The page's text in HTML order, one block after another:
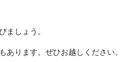
ましょう。
あります。ぜひお越しください。